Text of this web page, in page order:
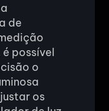
de
possível
o
os